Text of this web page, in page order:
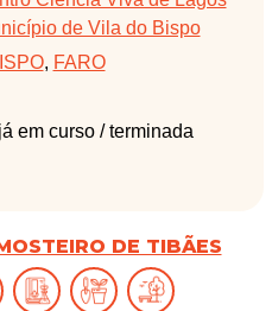
de Vila do Bispo
, FARO
em curso / terminada
DE TIBÃES